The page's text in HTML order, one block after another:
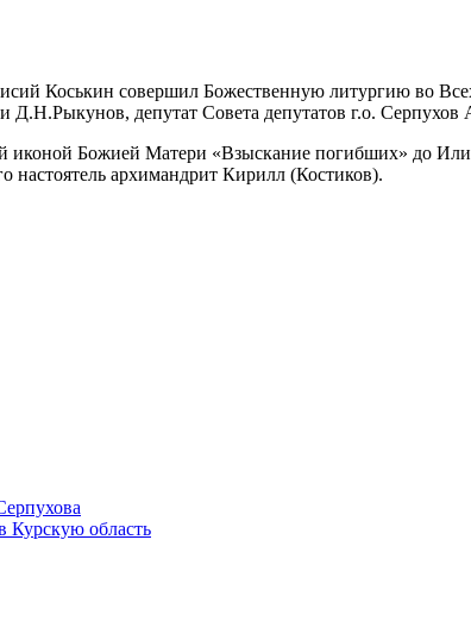
Коськин совершил Божественную литургию во
Д.Н.Рыкунов, депутат Совета депутатов г.о.
Божией Матери «Взыскание погибших» до
настоятель архимандрит Кирилл (Костиков).
Курскую область